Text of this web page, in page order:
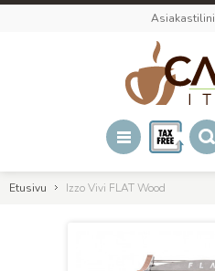
Asiakastilini
Etusivu Izzo Vivi FLAT Wood